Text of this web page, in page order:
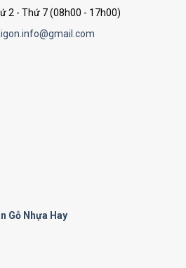
2 - Thứ 7 (08h00 - 17h00)
Gỗ Nhựa Hay